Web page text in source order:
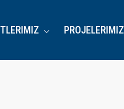
PROJELERIMIZ